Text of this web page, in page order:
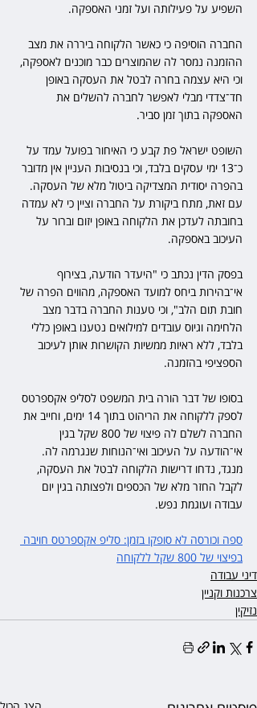
השפיע על פעילותה ועל זמני האספקה.
החברה הוסיפה כי כאשר הלקוחה ביררה את מצב
ההזמנה נמסר לה שהמוצרים כבר מוכנים לאספקה,
וכי היא עצמה בחרה לבטל את העסקה באופן
חד־צדדי מבלי לאפשר לחברה להשלים את
האספקה בתוך זמן סביר.
השופט ישראל פת קבע כי האיחור בפועל עמד על
כ־13 ימי עסקים בלבד, וכי בנסיבות העניין אין מדובר
בהפרה יסודית המצדיקה ביטול מלא של העסקה.
עם זאת, מתח ביקורת על החברה וציין כי לא עמדה
בחובתה לעדכן את הלקוחה באופן יזום וברור על
העיכוב באספקה.
בפסק הדין נכתב כי "היעדר הודעה, בצירוף
אי־בהירות ביחס למועד האספקה, מהווים הפרה של
חובת תום הלב", וכי טענות החברה בדבר מצב
הלחימה וגיוס עובדים למילואים נטענו באופן כללי
בלבד, ללא ראיות ממשיות הקושרות אותן לעיכוב
הספציפי בהזמנה.
בסופו של דבר הורה בית המשפט לסליפ אקספרטס
לספק ללקוחה את הריהוט בתוך 14 ימים, וחייב את
החברה לשלם לה פיצוי של 800 שקל בגין
אי־הודעה על העיכוב ואי־הנוחות שנגרמה לה.
מנגד, נדחו דרישות הלקוחה לבטל את העסקה,
לקבל החזר מלא של הכספים ולפצותה בגין יום
עבודה ועוגמת נפש.
ספה וכורסה לא סופקו בזמן: סליפ אקספרטס חויבה
בפיצוי של 800 שקל ללקוחה
דיני עבודה
צרכנות וקניין
נזיקין